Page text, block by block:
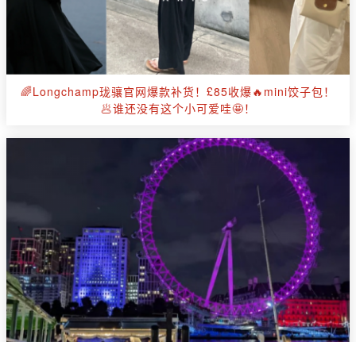
🌈Longchamp珑骧官网爆款补货！£85收爆🔥mini饺子包！
🥟谁还没有这个小可爱哇🤩！